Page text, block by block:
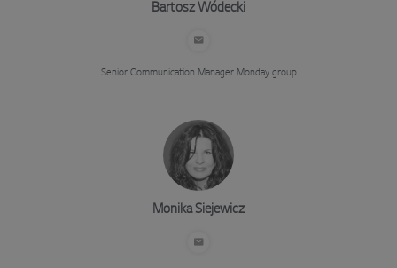
Bartosz Wódecki
Senior Communication ManagerMonday group
Monika Siejewicz